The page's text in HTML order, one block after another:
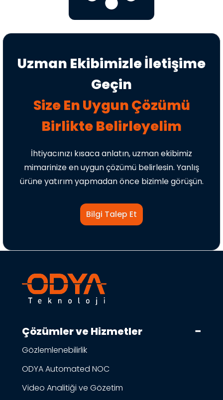
Uzman Ekibimizle İletişime
Geçin
Size En Uygun Çözümü
Birlikte Belirleyelim
İhtiyacınızı kısaca anlatın, uzman ekibimiz
mimarinize en uygun çözümü belirlesin. Yanlış
ürüne yatırım yapmadan önce bizimle görüşün.
Bilgi Talep Et
Çözümler ve Hizmetler
Gözlemlenebilirlik
ODYA Automated NOC
Video Analitiği ve Gözetim